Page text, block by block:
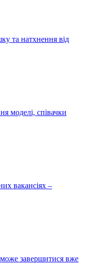
та натхнення від
моделі, співачки
вакансіях –
завершитися вже